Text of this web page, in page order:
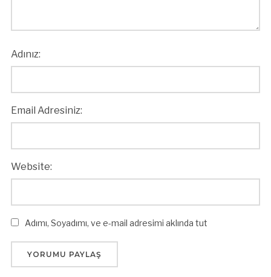
Adınız:
Email Adresiniz:
Website:
Adımı, Soyadımı, ve e-mail adresimi aklında tut